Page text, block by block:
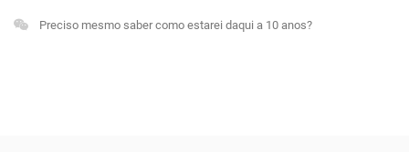
Preciso mesmo saber como estarei daqui a 10 anos?